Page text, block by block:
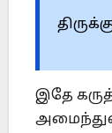
இதே